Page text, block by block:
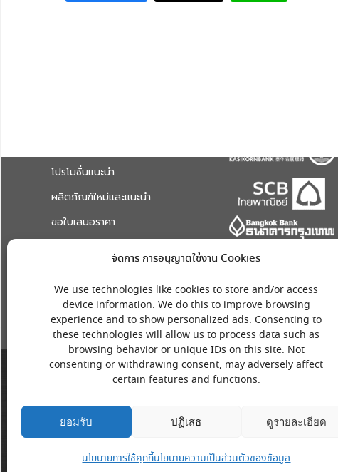
จัดการ การอนุญาตใช้งาน Cookies
We use technologies like cookies to store and/or access
device information. We do this to improve browsing
experience and to show personalized ads. Consenting to
these technologies will allow us to process data such as
browsing behavior or unique IDs on this site. Not
consenting or withdrawing consent, may adversely affect
certain features and functions.
ยอมรับ ปฏิเสธ ดูรายละเอียด
นโยบายการใช้คุกกี้นโยบายความเป็นส่วนตัวของข้อมูล
โปรโมชั่นแนะนำ
ผลิตภัณฑ์ใหม่และแนะนำ
ขอใบเสนอราคา